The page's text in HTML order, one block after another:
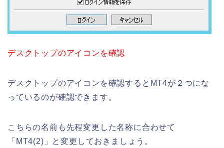
デスクトップのアイコンを確認
デスクトップのアイコンを確認するとMT4が２つにな
っているのが確認できます。
こちらの名前も先程変更した名称に合わせて
「MT4(2)」と変更しておきましょう。